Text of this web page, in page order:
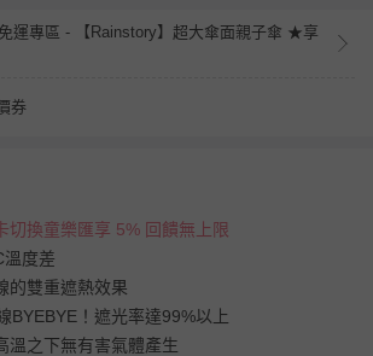
運專區 - 【Rainstory】超大傘面親子傘 ★享
券
切換童樂匯享 5% 回饋無上限
溫度差
的雙重遮熱效果
BYEBYE！遮光率達99%以上
溫之下無有害氣體產生